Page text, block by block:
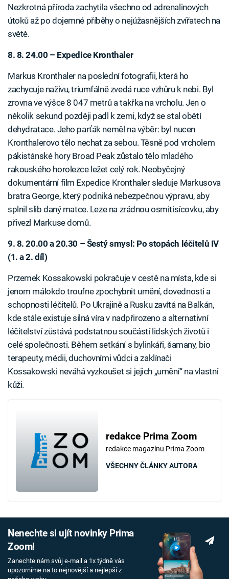
Nezkrotná příroda zachytila všechno od adrenalinových
útoků až po dojemné příběhy o nejúžasnějších zvířatech na
světě.
8. 8. 24.00 – Expedice Kronthaler
Markus Kronthaler na poslední fotografii, která ho
zachycuje naživu, triumfálně zvedá ruce vzhůru k nebi. Byl
zrovna ve výšce 8 047 metrů a takřka na vrcholu. Jen o
několik sekund později padl k zemi, když se stal obětí
dehydratace. Jeho parťák neměl na výběr: byl nucen
Kronthalerovo tělo nechat za sebou. Těsně pod vrcholem
pákistánské hory Broad Peak zůstalo tělo mladého
rakouského horolezce ležet celý rok. Neobyčejný
dokumentární film Expedice Kronthaler sleduje Markusova
bratra George, který podniká nebezpečnou výpravu, aby
splnil slib daný matce. Leze na zrádnou osmitisícovku, aby
přivezl Markuse domů.
9. 8. 20.00 a 20.30 – Šestý smysl: Po stopách léčitelů IV
(1. a 2. díl)
Przemek Kossakowski pokračuje v cestě na místa, kde si
jenom málokdo troufne zpochybnit umění, dovednosti a
schopnosti léčitelů. Po Ukrajině a Rusku zavítá na Balkán,
kde stále existuje silná víra v nadpřirozeno a alternativní
léčitelství zůstává podstatnou součástí lidských životů i
celé společnosti. Během setkání s bylinkáři, šamany, bio
terapeuty, médii, duchovními vůdci a zaklínači
Kossakowski neváhá vyzkoušet si jejich „umění“ na vlastní
kůži.
redakce Prima Zoom
redakce magazínu Prima Zoom
VŠECHNY ČLÁNKY AUTORA
Nenechte si ujít novinky Prima
Zoom!
Zanechte nám svůj e-mail a 1x týdně vás
upozorníme na to nejnovější a nejlepší z